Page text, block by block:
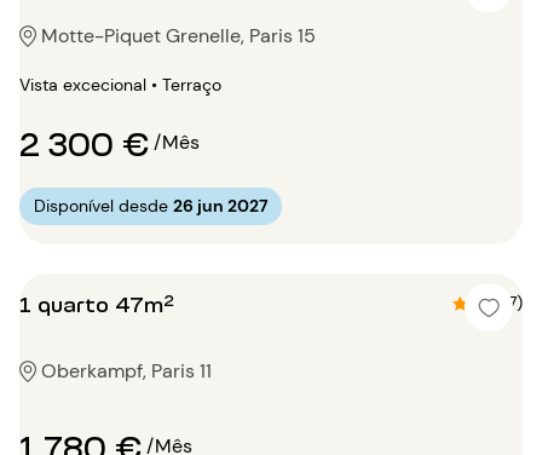
Motte-Piquet Grenelle, Paris 15
Vista excecional • Terraço
2 300 €/Mês
Disponível desde 26 jun 2027
1 quarto 47m² 4.4 (7)
Oberkampf, Paris 11
1 780 €/Mês